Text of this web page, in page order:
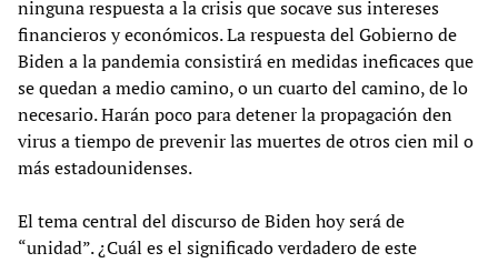
ninguna respuesta a la crisis que socave sus intereses
financieros y económicos. La respuesta del Gobierno de
Biden a la pandemia consistirá en medidas ineficaces que
se quedan a medio camino, o un cuarto del camino, de lo
necesario. Harán poco para detener la propagación den
virus a tiempo de prevenir las muertes de otros cien mil o
más estadounidenses.
El tema central del discurso de Biden hoy será de
“unidad”. ¿Cuál es el significado verdadero de este